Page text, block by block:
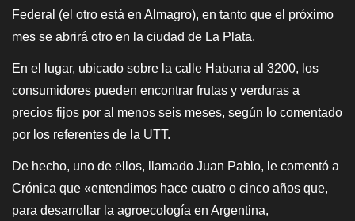
Federal (el otro está en Almagro), en tanto que el próximo
mes se abrirá otro en la ciudad de La Plata.
En el lugar, ubicado sobre la calle Habana al 3200, los
consumidores pueden encontrar frutas y verduras a
precios fijos por al menos seis meses, según lo comentado
por los referentes de la UTT.
De hecho, uno de ellos, llamado Juan Pablo, le comentó a
Crónica que «entendimos hace cuatro o cinco años que,
para desarrollar la agroecología en Argentina,